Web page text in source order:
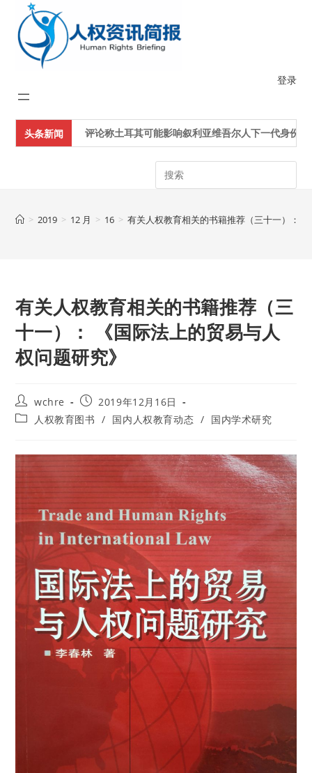
content
登录
头条新闻 评论称土耳其可能影响叙利亚维吾尔人下一代身份认同
Search
> 2019 > 12 月 > 16 > 有关人权教育相关的书籍推荐（三十一）：
有关人权教育相关的书籍推荐（三
十一）： 《国际法上的贸易与人
权问题研究》
Post
author:
wchre
Post
published:
2019年12月16日
Post 人权教育图书 / 国内人权教育动态 / 国内学术研究